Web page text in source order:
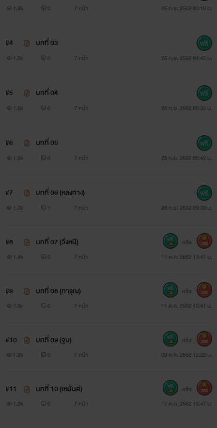
"ท่านสุลต่านให้มาตามองค์ชายไปเข้าเฝ้า"
นางกำนัลเดินขึ้นไปตาม เหมันต์ อัล ฟารี บนห้องก่อนจะ
ก็อกๆๆ!
"หม่อมฉันเองเพคะ" นางกำนัลเอ่ยตอบอย่างกล้าๆ กลัวๆ
"ท่านสุลต่านให้ท่านชีจาร์มาตามองค์ชายไปเข้าเฝ้าเพคะ"
"แต่.."
มือหนาจับแจกันโยนใส่ประตูอย่างแรง จนแจกันหล่นแตก
กระจาย ถ้ามีคนเปิดประตูเข้ามาตอนนั้นคงมีหัวแตก ได้เย็บไป
"ว้ายย!!!"
"เพคะ เพคะ"
1.8k 0 7 หน้า 25 ก.ย. 2562 03:16 น.
#4 บทที่ 03
1.6k 0 7 หน้า 25 ก.ย. 2562 04:45 น.
#5 บทที่ 04
1.5k 0 7 หน้า 25 ก.ย. 2562 05:33 น.
#6 บทที่ 05
1.5k 0 7 หน้า 25 ก.ย. 2562 05:42 น.
#7 บทที่ 06 (หลงทาง)
1.7k 1 7 หน้า 28 ก.ย. 2562 09:39 น.
#8 บทที่ 07 (วิ่งหนี)
1.4k 0 7 หน้า 11 ต.ค. 2562 13:47 น.
หรือ 300
#9 บทที่ 08 (ทารุณ)
1.3k 0 7 หน้า 11 ต.ค. 2562 13:47 น.
หรือ 300
#10 บทที่ 09 (จูบ)
1.2k 0 7 หน้า 09 ต.ค. 2562 12:22 น.
หรือ 300
#11 บทที่ 10 (เหมันต์)
1.2k 0 7 หน้า 11 ต.ค. 2562 13:47 น.
หรือ 300